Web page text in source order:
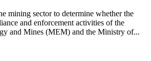
mining sector to determine whether the
and enforcement activities of the
and Mines (MEM) and the Ministry of...